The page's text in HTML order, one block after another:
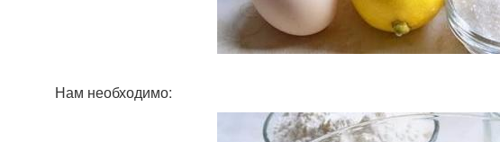
Нам необходимо: